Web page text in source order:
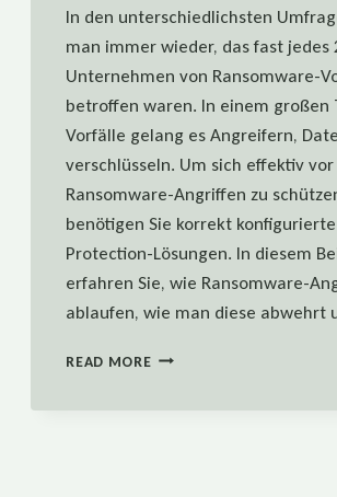
In den unterschiedlichsten
man immer wieder, das fast jedes
Unternehmen von Ransomware-
betroffen waren. In einem großen
Vorfälle gelang es Angreifern,
verschlüsseln. Um sich effektiv vor
Ransomware-Angriffen zu
benötigen Sie korrekt
Protection-Lösungen. In diesem
erfahren Sie, wie Ransomware-
ablaufen, wie man diese abwehrt
READ MOREENDPOINT